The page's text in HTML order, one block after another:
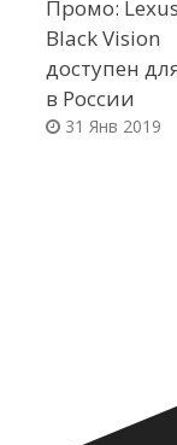
Промо:
Black Vision
доступен
в России
31 Янв 2019